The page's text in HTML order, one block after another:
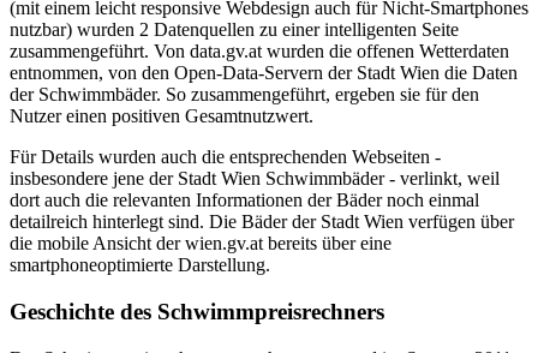
(mit einem leicht responsive Webdesign auch für Nicht-Smartphones
nutzbar) wurden 2 Datenquellen zu einer intelligenten Seite
zusammengeführt. Von data.gv.at wurden die offenen Wetterdaten
entnommen, von den Open-Data-Servern der Stadt Wien die Daten
der Schwimmbäder. So zusammengeführt, ergeben sie für den
Nutzer einen positiven Gesamtnutzwert.
Für Details wurden auch die entsprechenden Webseiten -
insbesondere jene der Stadt Wien Schwimmbäder - verlinkt, weil
dort auch die relevanten Informationen der Bäder noch einmal
detailreich hinterlegt sind. Die Bäder der Stadt Wien verfügen über
die mobile Ansicht der wien.gv.at bereits über eine
smartphoneoptimierte Darstellung.
Geschichte des Schwimmpreisrechners